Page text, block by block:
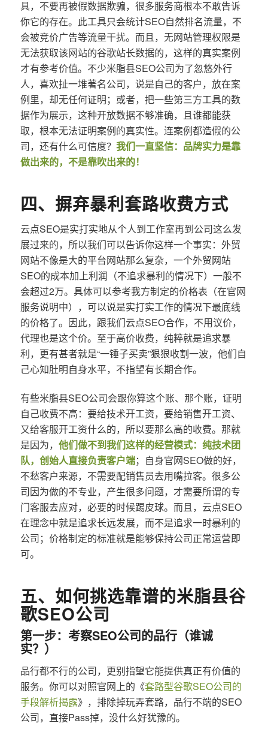
具，不要再被假数据欺骗，很多服务商根本不敢告诉
你它的存在。此工具只会统计SEO自然排名流量，不
会被竞价广告等流量干扰。而且，无网站管理权限是
无法获取该网站的谷歌站长数据的，这样的真实案例
才有参考价值。不少米脂县SEO公司为了忽悠外行
人，喜欢扯一堆著名公司，说是自己的客户，放在案
例里，却无任何证明；或者，把一些第三方工具的数
据作为展示，这种开放数据不够准确，且谁都能获
取，根本无法证明案例的真实性。连案例都造假的公
司，还有什么可信度？ 我们一直坚信：品牌实力是靠
做出来的，不是靠吹出来的！
四、摒弃暴利套路收费方式
云点SEO是实打实地从个人到工作室再到公司这么发
展过来的，所以我们可以告诉你这样一个事实：外贸
网站不像是大的平台网站那么复杂，一个外贸网站
SEO的成本加上利润（不追求暴利的情况下）一般不
会超过2万。具体可以参考我方制定的价格表（在官网
服务说明中），可以说是实打实工作的情况下最底线
的价格了。因此，跟我们云点SEO合作，不用议价，
代理也是这个价。至于高价收费，纯粹就是追求暴
利，更有甚者就是“一锤子买卖”狠狠收割一波，他们自
己心知肚明自身水平，不指望有长期合作。
有些米脂县SEO公司会跟你算这个账、那个账，证明
自己收费不高：要给技术开工资，要给销售开工资、
又给客服开工资什么的，所以要那么高的收费。那就
是因为， 他们做不到我们这样的经营模式：纯技术团
队，创始人直接负责客户端；自身官网SEO做的好，
不愁客户来源，不需要配销售员去用嘴拉客。很多公
司因为做的不专业，产生很多问题，才需要所谓的专
门客服去应对，必要的时候踢皮球。而且，云点SEO
在理念中就是追求长远发展，而不是追求一时暴利的
公司；价格制定的标准就是能够保持公司正常运营即
可。
五、如何挑选靠谱的米脂县谷
歌SEO公司
第一步：考察SEO公司的品行（谁诚
实？）
品行都不行的公司，更别指望它能提供真正有价值的
服务。你可以对照官网上的《套路型谷歌SEO公司的
手段解析揭露》，排除掉玩弄套路，品行不端的SEO
公司，直接Pass掉，没什么好犹豫的。